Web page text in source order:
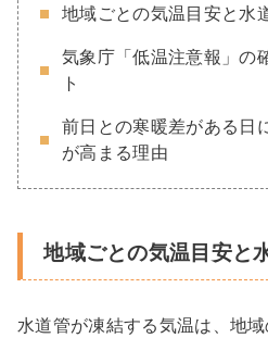
地域ごとの気温目安と水
気象庁「低温注意報」の
ト
前日との寒暖差がある日
が高まる理由
地域ごとの気温目安と
水道管が凍結する気温は、地